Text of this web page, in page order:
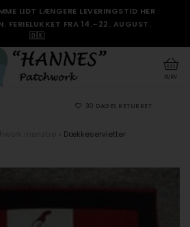
LIDT LÆNGERE LEVERINGSTID HER
FERIELUKKET FRA 14.–22. AUGUST.
🇩🇰
KURV
30 DAGES RETURRET
Dækkeservietter